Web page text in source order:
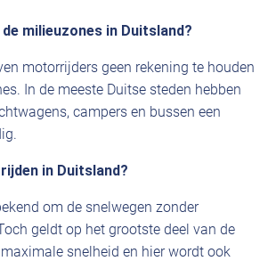
milieuzones in Duitsland?
motorrijders geen rekening te houden
In de meeste Duitse steden hebben
campers en bussen een
in Duitsland?
om de snelwegen zonder
geldt op het grootste deel van de
snelheid en hier wordt ook